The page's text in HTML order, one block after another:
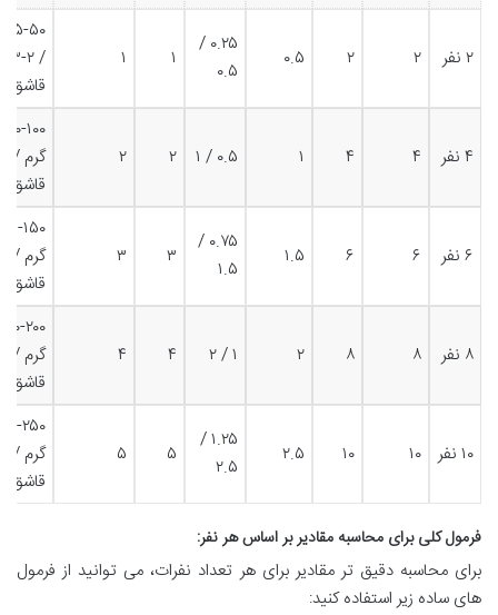
۲ نفر ۲ ۲ ۰.۵
۰.۲۵ /
۰.۵
۱ ۱
/ ۲-۳
قاشق
۴ نفر ۴ ۴ ۱ ۰.۵ / ۱ ۲ ۲
۵۰-۱۰۰
قاشق
۶ نفر ۶ ۶ ۱.۵
۰.۷۵ /
۱.۵
۳ ۳
۷۵-۱۵۰
قاشق
۸ نفر ۸ ۸ ۲ ۱ / ۲ ۴ ۴
۱۰۰-۲۰۰
قاشق
۱۰ نفر ۱۰ ۱۰ ۲.۵
۱.۲۵ /
۲.۵
۵ ۵
۱۲۵-
قاشق
فرمول کلی برای محاسبه مقادیر بر اساس هر نفر:
برای محاسبه دقیق تر مقادیر برای هر تعداد نفرات، می توانید از فرمول
های ساده زیر استفاده کنید: